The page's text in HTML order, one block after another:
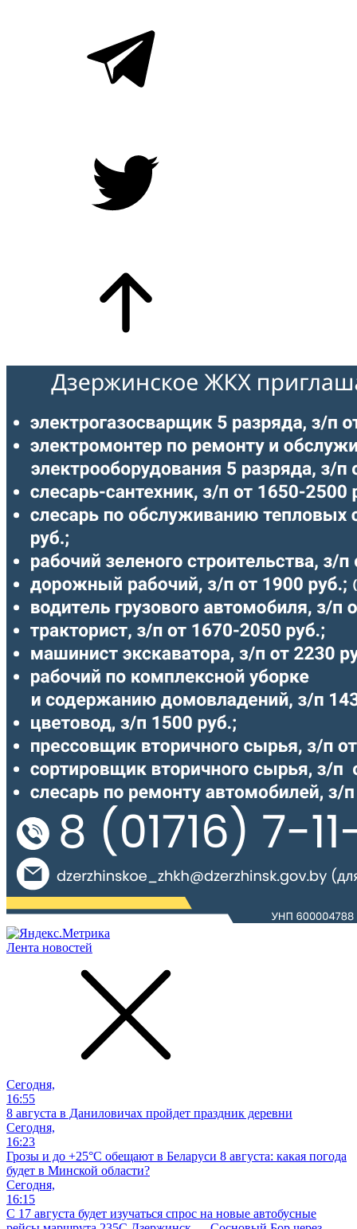
Лента новостей
Сегодня,
16:55
8 августа в Даниловичах пройдет праздник деревни
Сегодня,
16:23
Грозы и до +25°С обещают в Беларуси 8 августа: какая погода
будет в Минской области?
Сегодня,
16:15
С 17 августа будет изучаться спрос на новые автобусные